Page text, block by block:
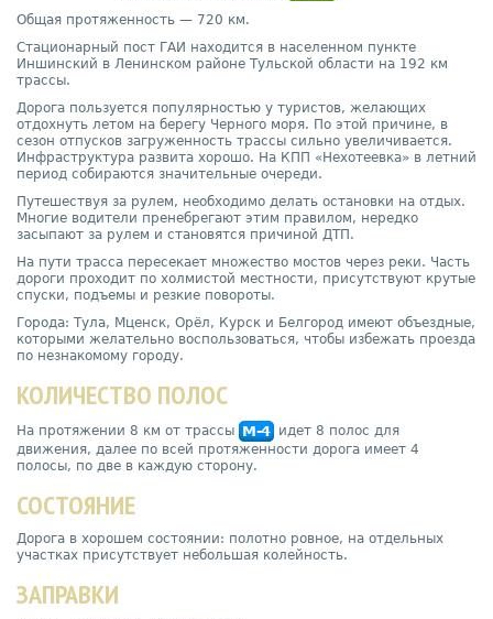
Общая протяженность — 720 км.
Стационарный пост ГАИ находится в населенном пункте
Иншинский в Ленинском районе Тульской области на 192 км
трассы.
Дорога пользуется популярностью у туристов, желающих
отдохнуть летом на берегу Черного моря. По этой причине, в
сезон отпусков загруженность трассы сильно увеличивается.
Инфраструктура развита хорошо. На КПП «Нехотеевка» в летний
период собираются значительные очереди.
Путешествуя за рулем, необходимо делать остановки на отдых.
Многие водители пренебрегают этим правилом, нередко
засыпают за рулем и становятся причиной ДТП.
На пути трасса пересекает множество мостов через реки. Часть
дороги проходит по холмистой местности, присутствуют крутые
спуски, подъемы и резкие повороты.
Города: Тула, Мценск, Орёл, Курск и Белгород имеют объездные,
которыми желательно воспользоваться, чтобы избежать проезда
по незнакомому городу.
КОЛИЧЕСТВО ПОЛОС
На протяжении 8 км от трассы M-4
идет 8 полос для
движения, далее по всей протяженности дорога имеет 4
полосы, по две в каждую сторону.
СОСТОЯНИЕ
Дорога в хорошем состоянии: полотно ровное, на отдельных
участках присутствует небольшая колейность.
ЗАПРАВКИ